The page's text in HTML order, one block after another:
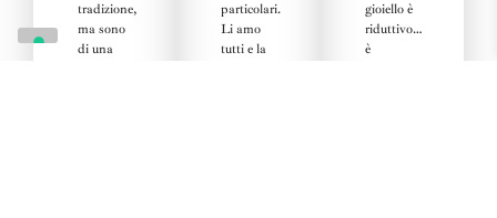
tradizione,
ma sono
di una
particolari.
Li amo
tutti e la
gioiello è
riduttivo…
è